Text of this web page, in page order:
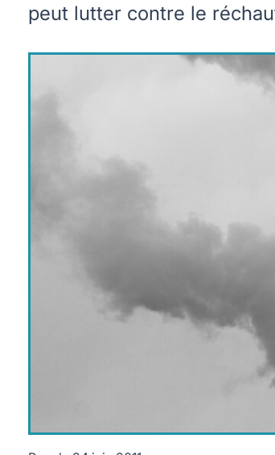
peut lutter contre le